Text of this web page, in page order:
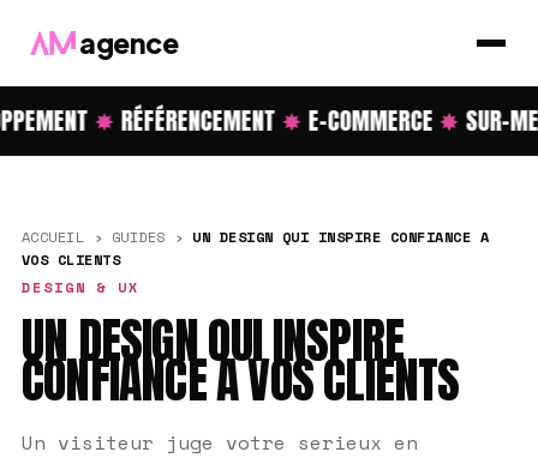
agence
✸RÉFÉRENCEMENT✸E-COMMERCE✸SUR-
ACCUEIL › GUIDES › UN DESIGN QUI INSPIRE CONFIANCE A
VOS CLIENTS
DESIGN & UX
UN DESIGN QUI INSPIRE
CONFIANCE A VOS CLIENTS
Un visiteur juge votre serieux en